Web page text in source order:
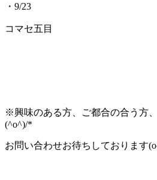
・9/23
コマセ五目
※興味のある方、ご都合の合う方
(^o^)/*
お問い合わせお待ちしております